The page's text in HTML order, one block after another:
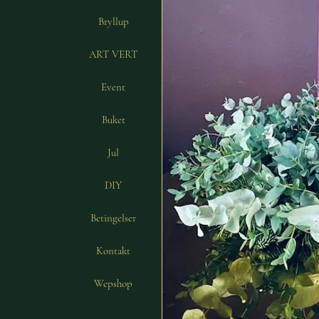
Bryllup
ART VERT
Event
Buket
Jul
DIY
Betingelser
Kontakt
Wepshop